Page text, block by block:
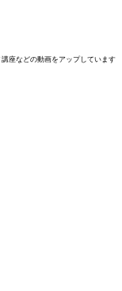
座などの動画をアップしています